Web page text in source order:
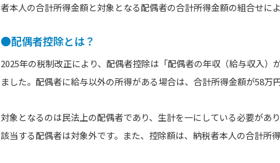
者本人の合計所得金額と対象となる配偶者の合計所得金額の組合せに
●配偶者控除とは？
2025年の税制改正により、配偶者控除は「配偶者の年収（給与収入）
ました。配偶者に給与以外の所得がある場合は、合計所得金額が58万
対象となるのは民法上の配偶者であり、生計を一にしている必要があ
該当する配偶者は対象外です。また、控除額は、納税者本人の合計所